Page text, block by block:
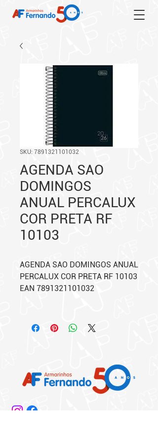
SKU: 7891321101032
AGENDA SAO
DOMINGOS
ANUAL PERCALUX
COR PRETA RF
10103
AGENDA SAO DOMINGOS ANUAL
PERCALUX COR PRETA RF 10103
EAN 7891321101032